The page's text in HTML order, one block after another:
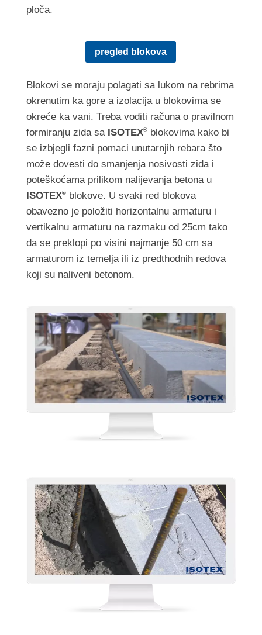
ploča.
pregled blokova
Blokovi se moraju polagati sa lukom na rebrima
okrenutim ka gore a izolacija u blokovima se
okreće ka vani. Treba voditi računa o pravilnom
formiranju zida sa ISOTEX®blokovima kako bi
se izbjegli fazni pomaci unutarnjih rebara što
može dovesti do smanjenja nosivosti zida i
poteškoćama prilikom nalijevanja betona u
ISOTEX®blokove. U svaki red blokova
obavezno je položiti horizontalnu armaturu i
vertikalnu armaturu na razmaku od 25cm tako
da se preklopi po visini najmanje 50 cm sa
armaturom iz temelja ili iz predthodnih redova
koji su naliveni betonom.